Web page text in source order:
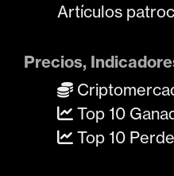
Artículos
Precios,
Top 10
Top 10